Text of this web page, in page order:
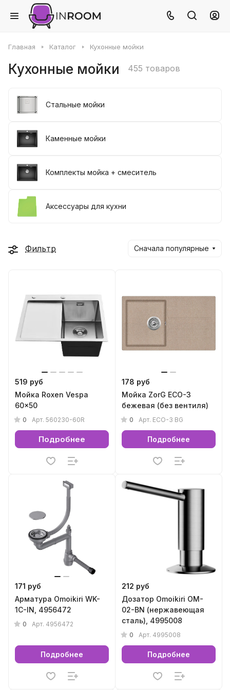
Главная Каталог Кухонные мойки
Кухонные мойки 455 товаров
Стальные мойки
Каменные мойки
Комплекты мойка + смеситель
Аксессуары для кухни
Фильтр Сначала популярные
519 руб
Мойка Roxen Vespa
60x50
0 Арт. 560230-60R
Подробнее
178 руб
Мойка ZorG ECO-3
бежевая (без вентиля)
0 Арт. ECO-3 BG
Подробнее
171 руб
Арматура Omoikiri WK-
1C-IN, 4956472
0 Арт. 4956472
Подробнее
212 руб
Дозатор Omoikiri OM-
02-BN (нержавеющая
сталь), 4995008
0 Арт. 4995008
Подробнее